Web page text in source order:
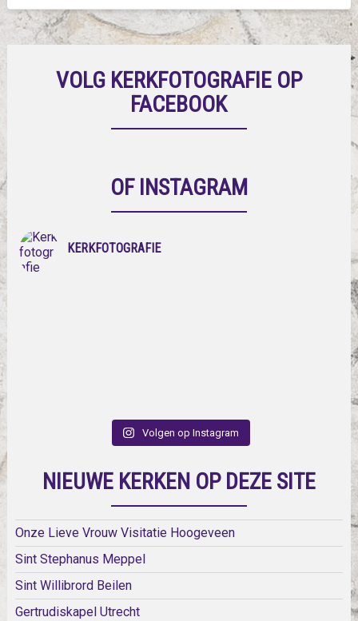
VOLG KERKFOTOGRAFIE OP
FACEBOOK
OF INSTAGRAM
KERKFOTOGRAFIE
Volgen op Instagram
NIEUWE KERKEN OP DEZE SITE
Onze Lieve Vrouw Visitatie Hoogeveen
Sint Stephanus Meppel
Sint Willibrord Beilen
Gertrudiskapel Utrecht